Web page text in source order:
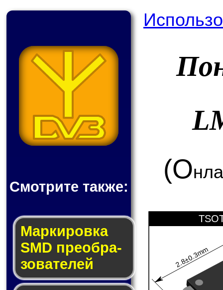
Смотрите также:
Мар­ки­ров­ка
SMD пре­об­ра­
зо­ва­те­лей
(О
2.8±0.3mm